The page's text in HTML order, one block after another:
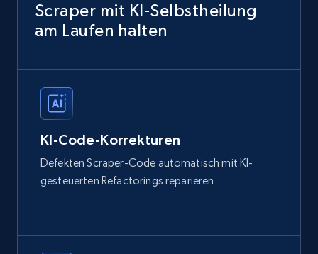
Scraper mit KI-Selbstheilung
am Laufen halten
KI-Code-Korrekturen
Defekten Scraper-Code automatisch mit KI-
gesteuerten Refactorings reparieren